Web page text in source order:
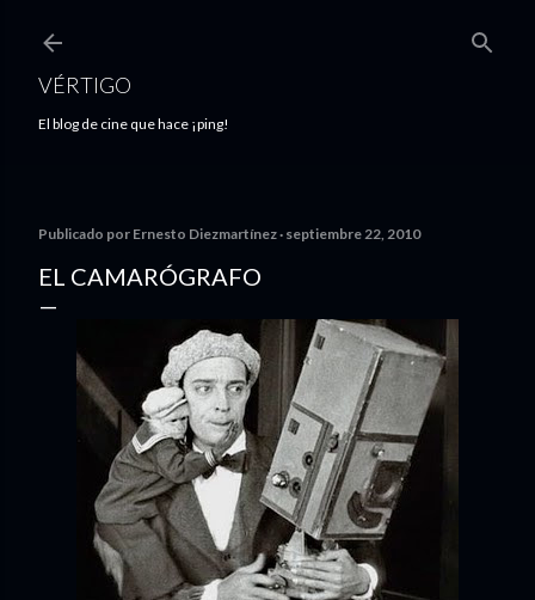
VÉRTIGO
El blog de cine que hace ¡ping!
Publicado por Ernesto Diezmartínez septiembre 22, 2010
EL CAMARÓGRAFO